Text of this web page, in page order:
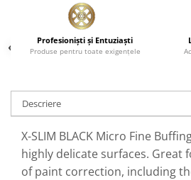
Mănuşi Spălare
Prosoape Uscare
Accesorii Detailing Auto
Pensule şi Perii
Mănuşi Nitril / Diverse
Profesionişti şi Entuziaşti
Produse pentru toate exigenţele
Descriere
X-SLIM BLACK Micro Fine
highly delicate surfaces. Great
of paint correction, including